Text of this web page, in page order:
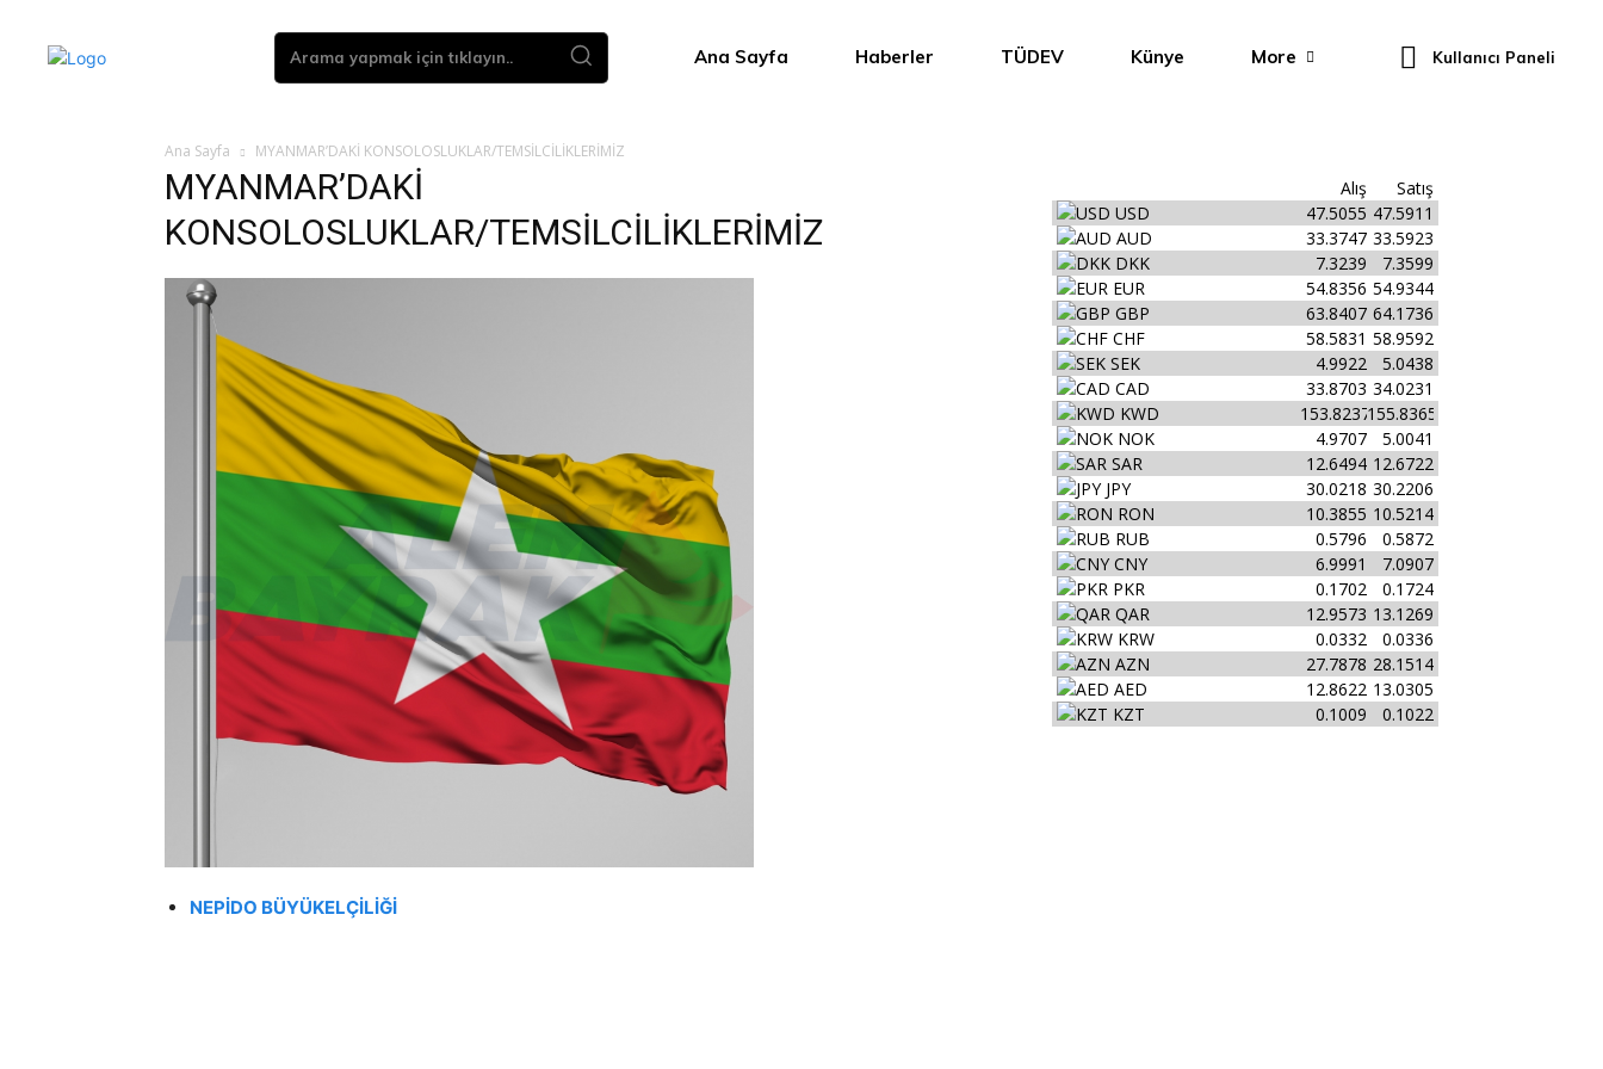
Arama yapmak için tıklayın.. Ana Sayfa Haberler TÜDEV Künye More Kullanıcı Paneli
Ana Sayfa MYANMAR’DAKİ KONSOLOSLUKLAR/TEMSİLCİLİKLERİMİZ
MYANMAR’DAKİ
KONSOLOSLUKLAR/TEMSİLCİLİKLERİMİZ
NEPİDO BÜYÜKELÇİLİĞİ
Satış
Alış
USD
47.5911
47.5055
AUD
33.5923
33.3747
DKK
7.3599
7.3239
EUR
54.9344
54.8356
GBP
64.1736
63.8407
CHF
58.9592
58.5831
SEK
5.0438
4.9922
CAD
34.0231
33.8703
KWD
155.8365
153.8237
NOK
5.0041
4.9707
SAR
12.6722
12.6494
JPY
30.2206
30.0218
RON
10.5214
10.3855
RUB
0.5872
0.5796
CNY
7.0907
6.9991
PKR
0.1724
0.1702
QAR
13.1269
12.9573
KRW
0.0336
0.0332
AZN
28.1514
27.7878
AED
13.0305
12.8622
KZT
0.1022
0.1009